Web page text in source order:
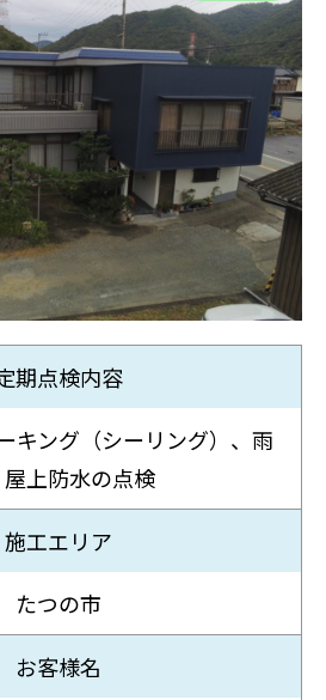
期点検内容
キング（シーリング）、雨
上防水の点検
施工エリア
たつの市
お客様名